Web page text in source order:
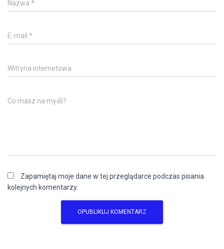
Nazwa *
E-mail *
Witryna internetowa
Co masz na myśli?
Zapamiętaj moje dane w tej przeglądarce podczas pisania
kolejnych komentarzy.